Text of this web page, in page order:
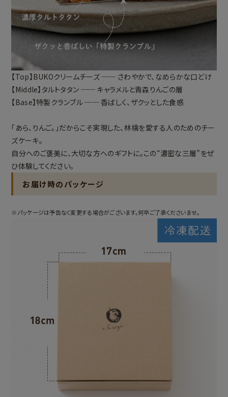
【Top】BUKOクリームチーズ ── さわやかで、なめらかな口どけ
【Middle】タルトタタン ── キャラメルと青森りんごの層
【Base】特製クランブル ── 香ばしく、ザクッとした食感
「あら、りんご。」だからこそ実現した、林檎を愛する人のためのチー
ズケーキ。
自分へのご褒美に、大切な方へのギフトに。この“濃密な三層”をぜ
ひ体験してください。
お届け時のパッケージ
※パッケージは予告なく変更する場合がございます。何卒ご了承くださいませ。